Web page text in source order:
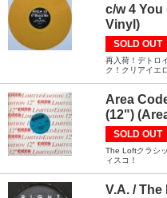
c/w 4
Vinyl)
SOLD OUT
再入荷！デトロ
ク！クリアイエ
Area
(12")
SOLD OUT
The Loftクラシ
ィスコ！
V.A. / The